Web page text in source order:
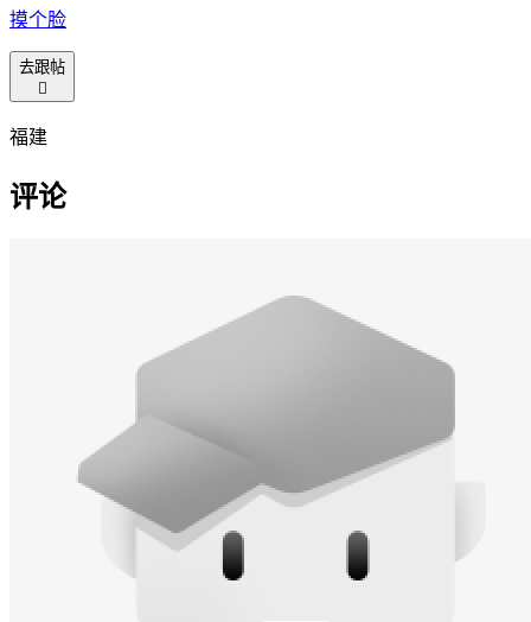
摸个脸
去跟帖

福建
评论